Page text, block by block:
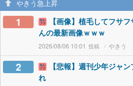
やきう急上昇
1
【画像】植毛してフサ
んの最新画像ｗｗｗ
2026/08/06 10:01 やきう
2
【悲報】週刊少年ジャ
れ